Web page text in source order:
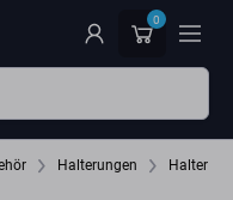
0
Halterungen Halter für